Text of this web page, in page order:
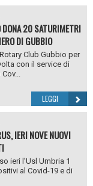
20 SATURIMETRI
DI GUBBIO
Club Gubbio per
con il service di
LEGGI
IERI NOVE NUOVI
ieri l’Usl Umbria 1
al Covid-19 e di